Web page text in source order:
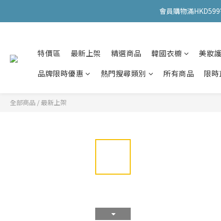
會員購物滿
會員購物滿
會員購物滿
特價區 最新上架 精選商品 韓國衣櫥
美妝
品牌限時優惠
熱門搜尋類別 所有商品 限
全部商品 /最新上架